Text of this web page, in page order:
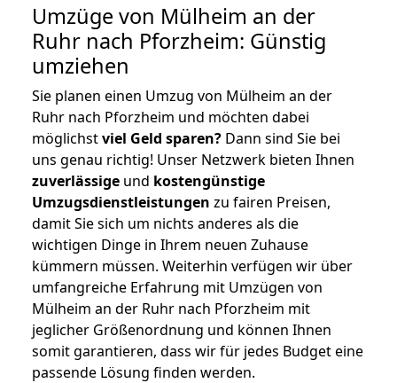
Umzüge von Mülheim an der
Ruhr nach Pforzheim: Günstig
umziehen
Sie planen einen Umzug von Mülheim an der
Ruhr nach Pforzheim und möchten dabei
möglichstviel Geld sparen? Dann sind Sie bei
uns genau richtig! Unser Netzwerk bieten Ihnen
zuverlässige und kostengünstige
Umzugsdienstleistungen zu fairen Preisen,
damit Sie sich um nichts anderes als die
wichtigen Dinge in Ihrem neuen Zuhause
kümmern müssen. Weiterhin verfügen wir über
umfangreiche Erfahrung mit Umzügen von
Mülheim an der Ruhr nach Pforzheim mit
jeglicher Größenordnung und können Ihnen
somit garantieren, dass wir für jedes Budget eine
passende Lösung finden werden.